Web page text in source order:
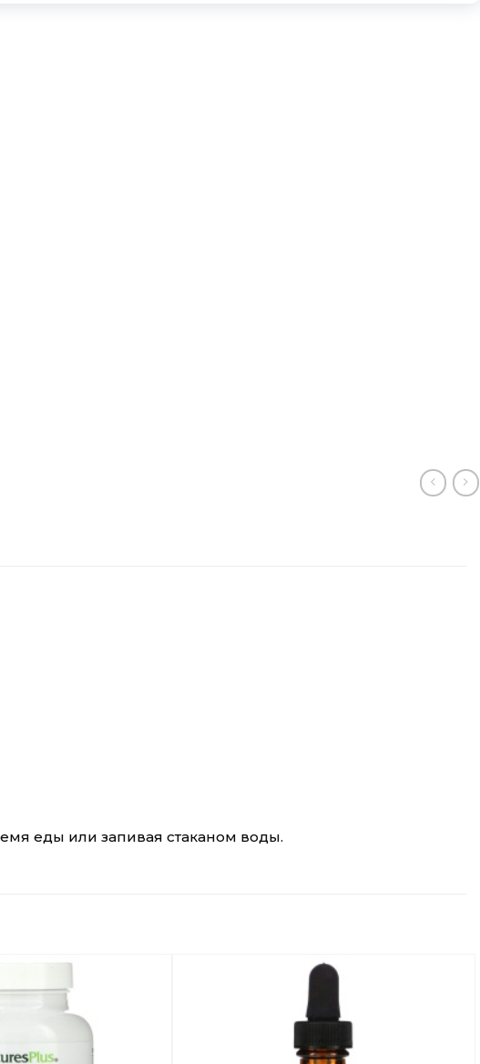
еды или запивая стаканом воды.